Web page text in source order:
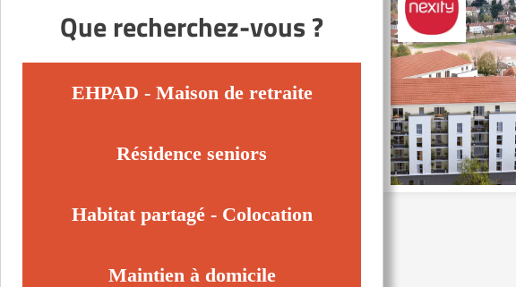
Que recherchez-vous ?
EHPAD - Maison de retraite
Résidence seniors
Habitat partagé - Colocation
Maintien à domicile